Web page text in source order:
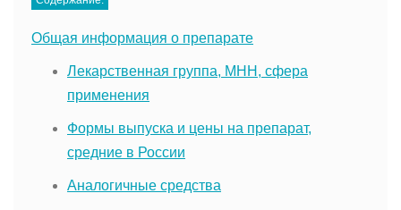
Общая информация о препарате
Лекарственная группа, МНН, сфера
применения
Формы выпуска и цены на препарат,
средние в России
Аналогичные средства